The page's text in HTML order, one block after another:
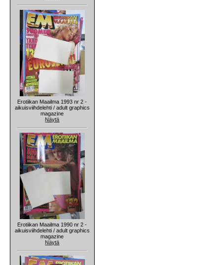
Erotiikan Maailma 1993 nr 2 -
aikuisviihdelehti / adult graphics
magazine
Näytä
Erotiikan Maailma 1990 nr 2 -
aikuisviihdelehti / adult graphics
magazine
Näytä